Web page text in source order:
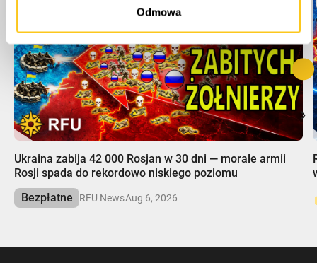
Odmowa
Ukraina zabija 42 000 Rosjan w 30 dni — morale armii
Rosji spada do rekordowo niskiego poziomu
Bezpłatne
RFU NewsAug 6, 2026